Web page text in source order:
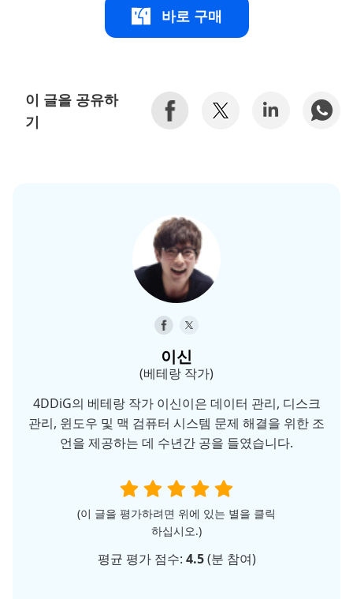
바로 구매
이 글을 공유하
기
이신
(베테랑 작가)
4DDiG의 베테랑 작가 이신이은 데이터 관리, 디스크
관리, 윈도우 및 맥 검퓨터 시스템 문제 해결을 위한 조
언을 제공하는 데 수년간 공을 들였습니다.
(이 글을 평가하려면 위에 있는 별을 클릭
하십시오.)
평균 평가 점수: 4.5(분 참여)